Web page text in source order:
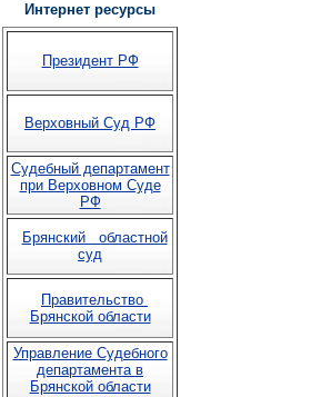
Интернет ресурсы
Президент РФ
Верховный Суд РФ
Судебный департамент
при Верховном Суде
РФ
Брянский областной
суд
Правительство
Брянской области
Управление Судебного
департамента в
Брянской области